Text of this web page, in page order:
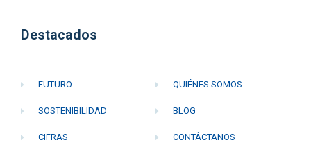
Destacados
FUTURO
SOSTENIBILIDAD
CIFRAS
QUIÉNES SOMOS
BLOG
CONTÁCTANOS